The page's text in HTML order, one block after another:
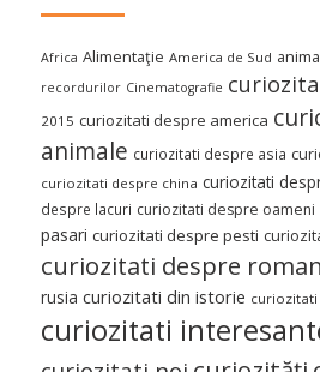
Africa Alimentaţie America de Sud
recordurilor Cinematografie
2015 curiozitati despre america
animale curiozitati despre asia
curiozitati despre china curiozitati
despre lacuri curiozitati despre oameni
pasari curiozitati despre pesti
curiozitati despre
rusia curiozitati din istorie
curiozitati